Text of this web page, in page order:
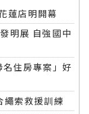
蓮店明開幕
明展 自強國中
住房專案」好
索救援訓練